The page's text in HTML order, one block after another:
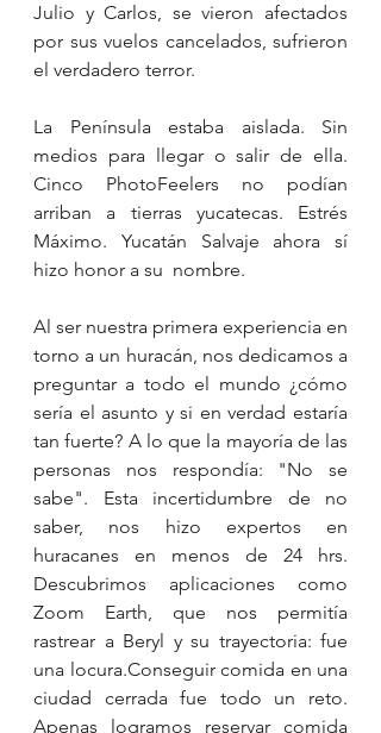
Julio y Carlos, se vieron afectados
por sus vuelos cancelados, sufrieron
el verdadero terror.
La Península estaba aislada. Sin
medios para llegar o salir de ella.
Cinco PhotoFeelers no podían
arriban a tierras yucatecas. Estrés
Máximo. Yucatán Salvaje ahora sí
hizo honor a su  nombre.
Al ser nuestra primera experiencia en
torno a un huracán, nos dedicamos a
preguntar a todo el mundo ¿cómo
sería el asunto y si en verdad estaría
tan fuerte? A lo que la mayoría de las
personas nos respondía: "No se
sabe". Esta incertidumbre de no
saber, nos hizo expertos en
huracanes en menos de 24 hrs.
Descubrimos aplicaciones como
Zoom Earth, que nos permitía
rastrear a Beryl y su trayectoria: fue
una locura.Conseguir comida en una
ciudad cerrada fue todo un reto.
Apenas logramos reservar comida